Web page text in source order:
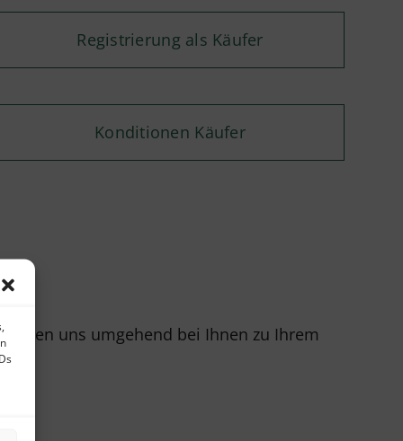
Registrierung als Käufer
Konditionen Käufer
uns umgehend bei Ihnen zu Ihrem